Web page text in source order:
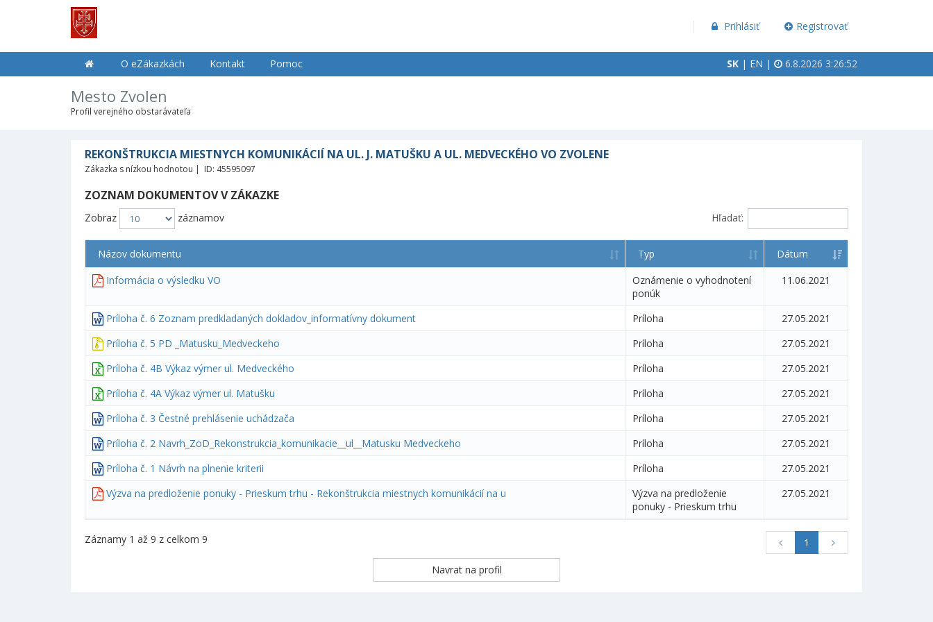
Prihlásiť Registrovať
O eZákazkách Kontakt Pomoc SK | EN | 6.8.2026 3:26:52
Mesto Zvolen
Profil verejného obstarávateľa
REKONŠTRUKCIA MIESTNYCH KOMUNIKÁCIÍ NA UL. J. MATUŠKU A UL. MEDVECKÉHO VO ZVOLENE
Zákazka s nízkou hodnotou | ID: 45595097
ZOZNAM DOKUMENTOV V ZÁKAZKE
Zobraz záznamov Hľadať:
Názov dokumentu Typ
Dátum
Informácia o výsledku VO
Oznámenie o vyhodnotení
ponúk
11.06.2021
Príloha č. 6 Zoznam predkladaných dokladov_informatívny dokument Príloha
27.05.2021
Príloha č. 5 PD _Matusku_Medveckeho
Príloha
27.05.2021
Príloha č. 4B Výkaz výmer ul. Medveckého
Príloha
27.05.2021
Príloha č. 4A Výkaz výmer ul. Matušku
Príloha
27.05.2021
Príloha č. 3 Čestné prehlásenie uchádzača
Príloha
27.05.2021
Príloha č. 2 Navrh_ZoD_Rekonstrukcia_komunikacie__ul__Matusku Medveckeho
Príloha
27.05.2021
Príloha č. 1 Návrh na plnenie kriterii
Príloha
27.05.2021
Výzva na predloženie ponuky - Prieskum trhu - Rekonštrukcia miestnych komunikácií na u
Výzva na predloženie
ponuky - Prieskum trhu
27.05.2021
Záznamy 1 až 9 z celkom 9 1